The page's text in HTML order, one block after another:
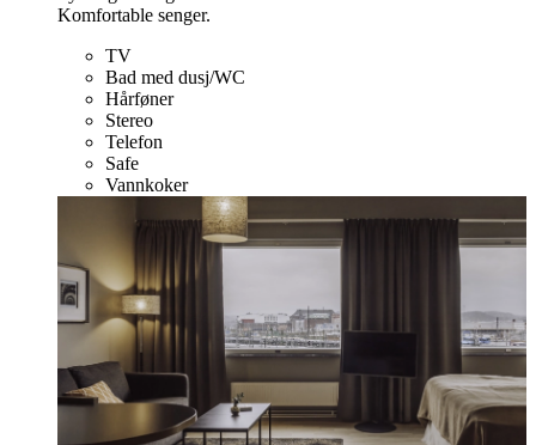
Komfortable senger.
TV
Bad med dusj/WC
Hårføner
Stereo
Telefon
Safe
Vannkoker